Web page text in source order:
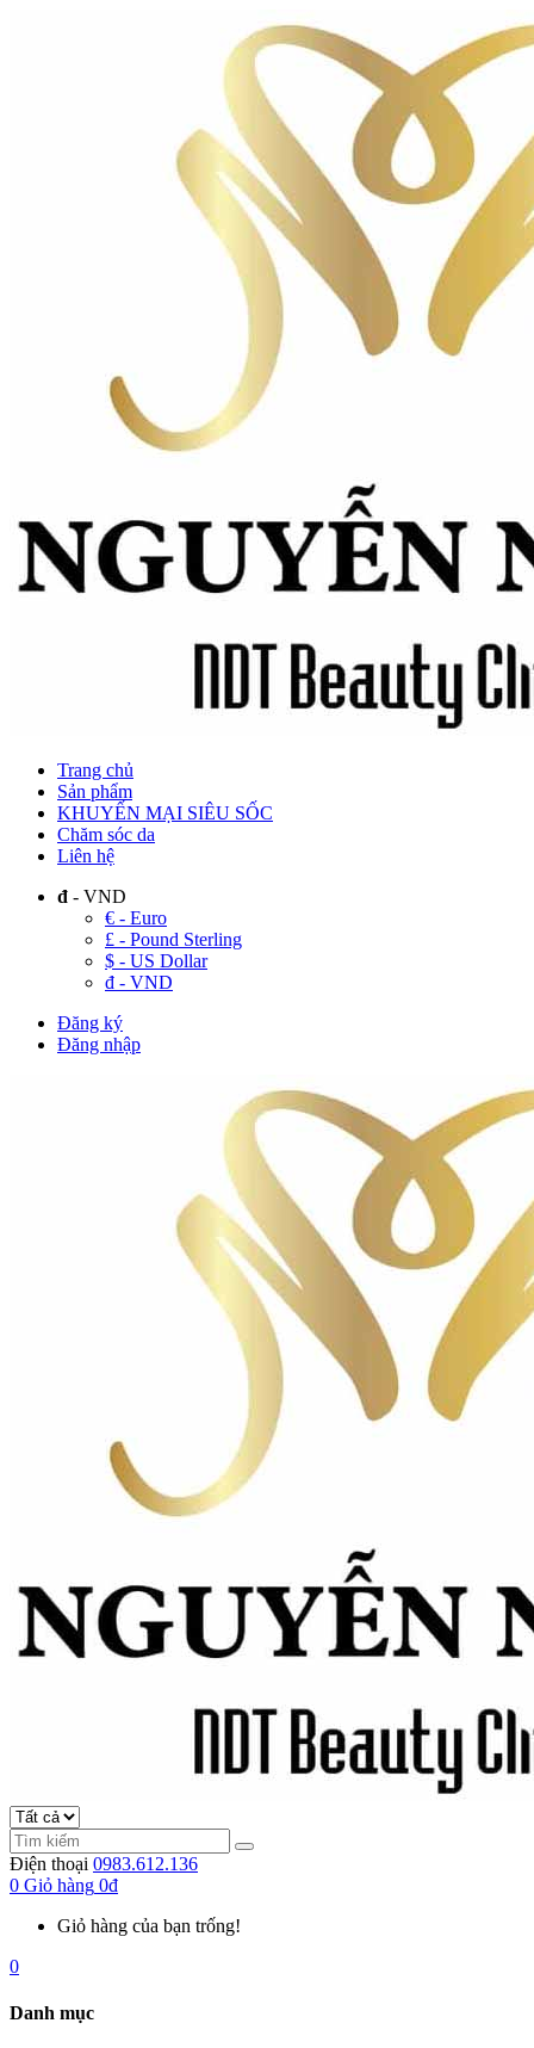
Trang chủ
Sản phẩm
KHUYẾN MẠI SIÊU SỐC
Chăm sóc da
Liên hệ
đ - VND
€ - Euro
£ - Pound Sterling
$ - US Dollar
đ - VND
Đăng ký
Đăng nhập
Điện thoại 0983.612.136
0 Giỏ hàng 0đ
Giỏ hàng của bạn trống!
0
Danh mục